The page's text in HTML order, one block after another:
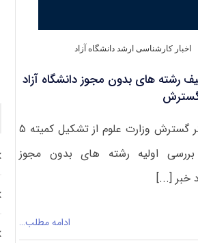
اخبار کارشناسی ارشد دانشگاه آزاد
رشته های بدون مجوز دانشگاه آزاد
مدیرکل دفتر گسترش وزارت علوم از تشکیل کمیته ۵
بررسی اولیه رشته های بدون مجوز
خبر [...]
ادامه مطلب…